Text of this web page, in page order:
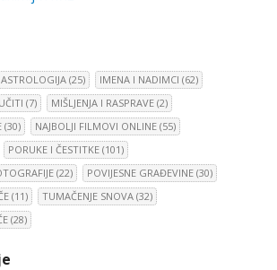
(25) IMENA I NADIMCI (62)
(7) MIŠLJENJA I RASPRAVE (2)
(30) NAJBOLJI FILMOVI ONLINE (55)
PORUKE I ČESTITKE (101)
(22) POVIJESNE GRAĐEVINE (30)
(11) TUMAČENJE SNOVA (32)
(28)